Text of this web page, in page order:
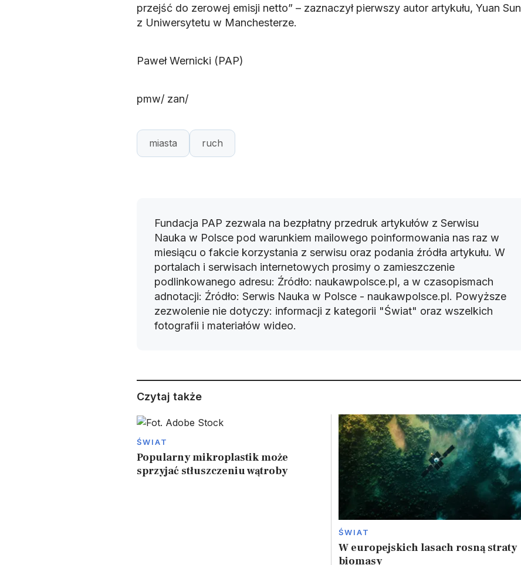
przejść do zerowej emisji netto” – zaznaczył pierwszy autor artykułu, Yuan Sun
z Uniwersytetu w Manchesterze.
Paweł Wernicki (PAP)
pmw/ zan/
miasta ruch
Fundacja PAP zezwala na bezpłatny przedruk artykułów z Serwisu
Nauka w Polsce pod warunkiem mailowego poinformowania nas raz w
miesiącu o fakcie korzystania z serwisu oraz podania źródła artykułu. W
portalach i serwisach internetowych prosimy o zamieszczenie
podlinkowanego adresu: Źródło: naukawpolsce.pl, a w czasopismach
adnotacji: Źródło: Serwis Nauka w Polsce - naukawpolsce.pl. Powyższe
zezwolenie nie dotyczy: informacji z kategorii "Świat" oraz wszelkich
fotografii i materiałów wideo.
Czytaj także
ŚWIAT
Popularny mikroplastik może
sprzyjać stłuszczeniu wątroby
ŚWIAT
W europejskich lasach rosną straty
biomasy